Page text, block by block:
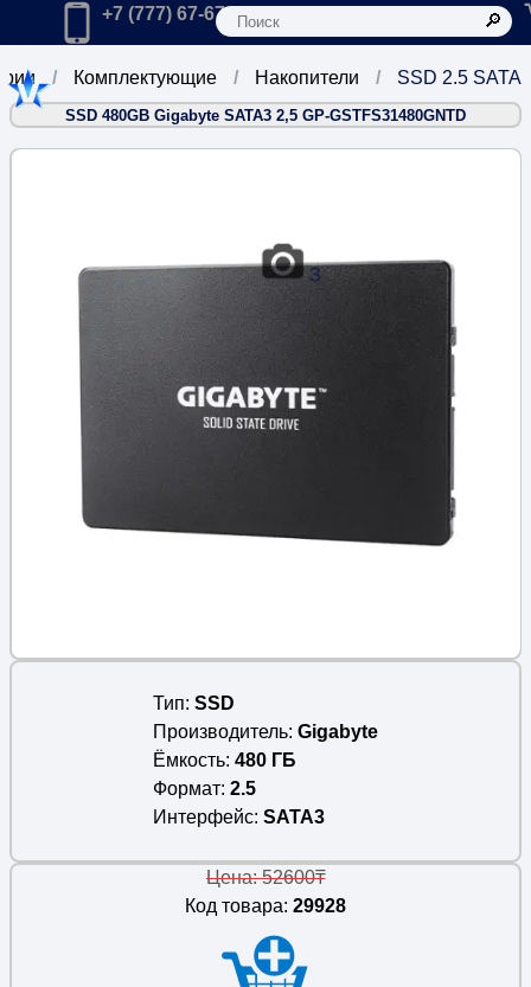
Главная
Позвонить в компанию по телефону:
+7 (777) 67-67-666
SSD 2.5 SATA
Накопители
Комплектующие
SSD 480GB Gigabyte SATA3 2,5 GP-GSTFS31480GNTD
3
Тип SSD
Производитель Gigabyte
Ёмкость 480 ГБ
Формат 2.5
Интерфейс SATA3
Цена: 52600₸
Код товара: 29928